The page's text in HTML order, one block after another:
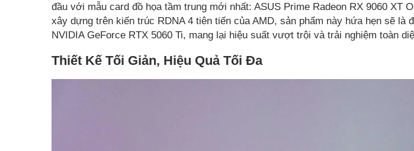
đầu với mẫu card đồ họa tầm trung mới nhất: ASUS Prime Radeon RX 9060 XT
xây dựng trên kiến trúc RDNA 4 tiên tiến của AMD, sản phẩm này hứa hẹn sẽ là
NVIDIA GeForce RTX 5060 Ti, mang lại hiệu suất vượt trội và trải nghiệm toàn
Thiết Kế Tối Giản, Hiệu Quả Tối Đa